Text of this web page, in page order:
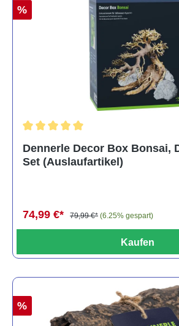
%
Dennerle Decor Box Bonsai,
Set (Auslaufartikel)
74,99 €* 79,99 €* (6.25% gespart)
Kaufen
%